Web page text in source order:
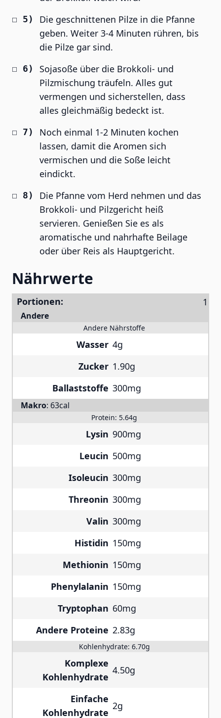
Die geschnittenen Pilze in die Pfanne
geben. Weiter 3-4 Minuten rühren, bis
die Pilze gar sind.
Sojasoße über die Brokkoli- und
Pilzmischung träufeln. Alles gut
vermengen und sicherstellen, dass
alles gleichmäßig bedeckt ist.
Noch einmal 1-2 Minuten kochen
lassen, damit die Aromen sich
vermischen und die Soße leicht
eindickt.
Die Pfanne vom Herd nehmen und das
Brokkoli- und Pilzgericht heiß
servieren. Genießen Sie es als
aromatische und nahrhafte Beilage
oder über Reis als Hauptgericht.
Nährwerte
Portionen:
Andere
Andere Nährstoffe
Wasser 4g
Zucker 1.90g
Ballaststoffe 300mg
Makro: 63cal
Protein: 5.64g
Lysin 900mg
Leucin 500mg
Isoleucin 300mg
Threonin 300mg
Valin 300mg
Histidin 150mg
Methionin 150mg
Phenylalanin 150mg
Tryptophan 60mg
Andere Proteine 2.83g
Kohlenhydrate: 6.70g
Komplexe
Kohlenhydrate
4.50g
Einfache
Kohlenhydrate
2g